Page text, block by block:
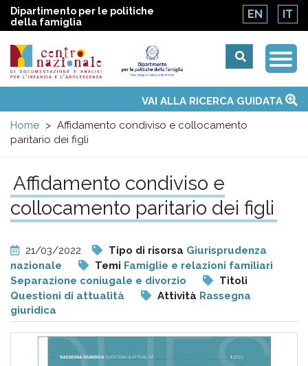
Dipartimento per le politiche
della famiglia
EN IT
Centro
nazionale
di
Documentazione
e
analisi
pr
l'infanzia
menu
Temi
Attività
Convenzione ONUVAI ALLA RICERCA GUIDATA
Home
Affidamento condiviso e collocamento
paritario dei figli
Affidamento condiviso e
collocamento paritario dei figli
21/03/2022 Tipo di risorsa Giurisprudenza
nazionale
Temi Famiglie e relazioni familiari
Separazione coniugale e divorzio
Titoli
Questioni di attualità
Attività Rassegna
giuridica